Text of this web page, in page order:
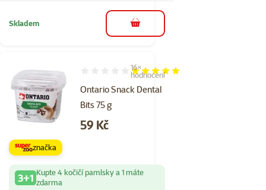
Skladem do košíku
Ontario Snack Dental
Bits 75 g
Hodnocení 96%, počet hodnocení: 16
16×
hodnocení
Cena
59 Kč
značka
3+1 Kupte 4 kočičí pamlsky a 1 máte
zdarma